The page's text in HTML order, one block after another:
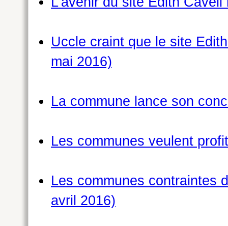
Uccle craint que le site
mai 2016)
La commune lance son
Les communes veulent
Les communes contraintes
avril 2016)